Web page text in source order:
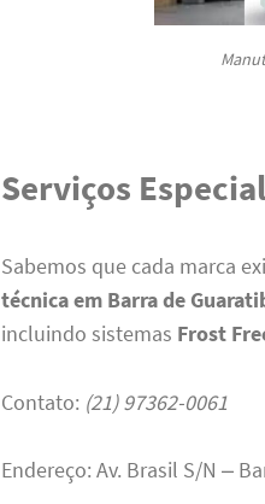
Serviços
Sabemos que cada marca
técnica em Barra de
incluindo sistemas Frost
Contato: (21) 97362-0061
Endereço: Av. Brasil S/N –